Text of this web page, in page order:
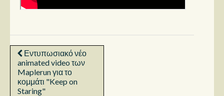
Εντυπωσιακό νέο
animated video των
Maplerun για το
κομμάτι "Keep on
Staring"